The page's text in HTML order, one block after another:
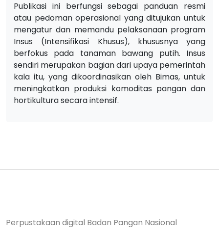
Publikasi ini berfungsi sebagai panduan resmi
atau pedoman operasional yang ditujukan untuk
mengatur dan memandu pelaksanaan program
Insus (Intensifikasi Khusus), khususnya yang
berfokus pada tanaman bawang putih. Insus
sendiri merupakan bagian dari upaya pemerintah
kala itu, yang dikoordinasikan oleh Bimas, untuk
meningkatkan produksi komoditas pangan dan
hortikultura secara intensif.
Perpustakaan digital Badan Pangan Nasional